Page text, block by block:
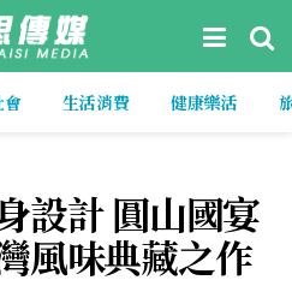
會 生活消費 健康樂活
設計 圓山國宴
風味典藏之作